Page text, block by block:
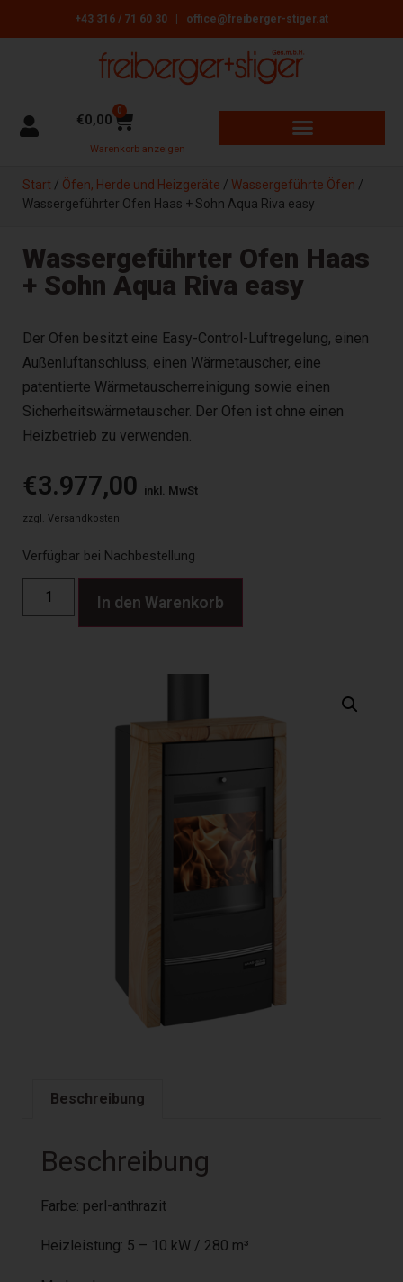
+43 316 / 71 60 30 office@freiberger-stiger.at
€0,00
0
Warenkorb anzeigen
Start / Öfen, Herde und Heizgeräte / Wassergeführte Öfen /
Wassergeführter Ofen Haas + Sohn Aqua Riva easy
Wassergeführter Ofen Haas
+ Sohn Aqua Riva easy
Der Ofen besitzt eine Easy-Control-Luftregelung, einen
Außenluftanschluss, einen Wärmetauscher, eine
patentierte Wärmetauscherreinigung sowie einen
Sicherheitswärmetauscher. Der Ofen ist ohne einen
Heizbetrieb zu verwenden.
€3.977,00 inkl. MwSt
zzgl. Versandkosten
Verfügbar bei Nachbestellung
In den Warenkorb
Beschreibung
Beschreibung
Farbe: perl-anthrazit
Heizleistung: 5 – 10 kW / 280 m³